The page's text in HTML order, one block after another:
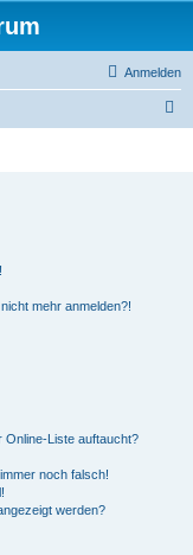
Anmelden
mehr anmelden?!
Online-Liste auftaucht?
noch falsch!
werden?